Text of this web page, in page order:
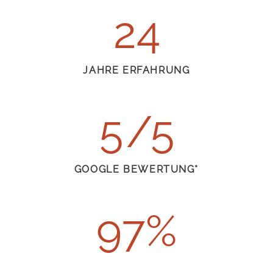
24
JAHRE ERFAHRUNG
5
GOOGLE BEWERTUNG*
97